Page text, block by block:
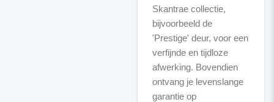
Skantrae collectie,
bijvoorbeeld de
'Prestige' deur, voor een
verfijnde en tijdloze
afwerking. Bovendien
ontvang je levenslange
garantie op